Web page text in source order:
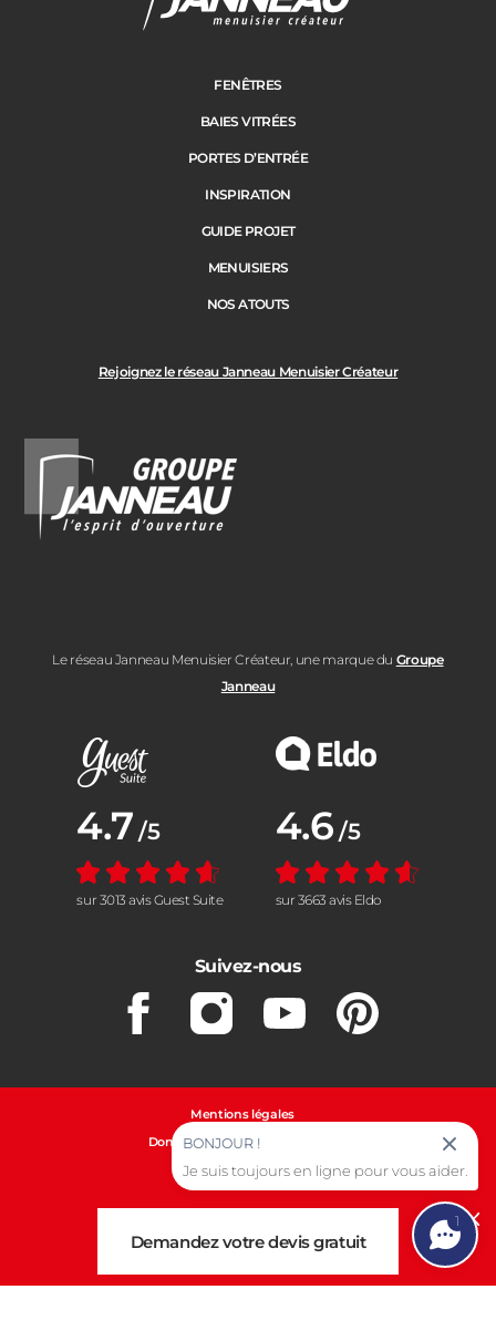
Rejoignez le réseau Janneau Menuisier Créateur
Le réseau Janneau Menuisier Créateur, une marque du Groupe
Janneau
FENÊTRES
BAIES VITRÉES
PORTES D’ENTRÉE
INSPIRATION
GUIDE PROJET
MENUISIERS
NOS ATOUTS
Janneau Menuisier Créateur
Note moyenne :
4.7 /5
sur 3013 avis Guest Suite
Note moyenne :
4.6 /5
sur 3663 avis Eldo
Suivez-nous
FacebookInstagramYoutubePinterest
Mentions légales
Données personnelles et cookies
Gestion des cookies
Demandez votre devis gratuit
1
BONJOUR !
Je suis toujours en ligne pour vous aider.